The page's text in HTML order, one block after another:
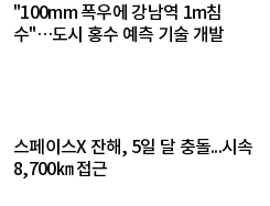
"100mm 폭우에 강남역 1m침
수"…도시 홍수 예측 기술 개발
스페이스X 잔해, 5일 달 충돌...시속
8,700㎞ 접근